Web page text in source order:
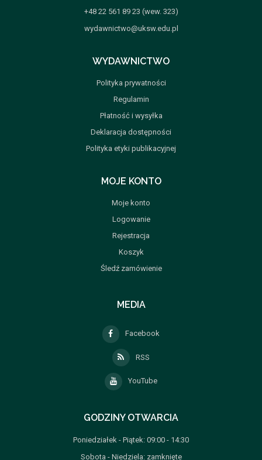
+48 22 561 89 23 (wew. 323)
wydawnictwo@uksw.edu.pl
WYDAWNICTWO
Polityka prywatności
Regulamin
Płatność i wysyłka
Deklaracja dostępności
Polityka etyki publikacyjnej
MOJE KONTO
Moje konto
Logowanie
Rejestracja
Koszyk
Śledź zamówienie
MEDIA
Facebook
RSS
YouTube
GODZINY OTWARCIA
Poniedziałek - Piątek: 09:00 - 14:30
Sobota - Niedziela: zamknięte